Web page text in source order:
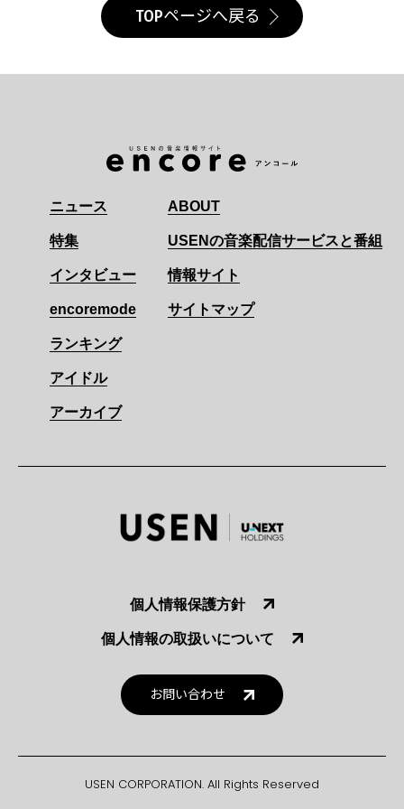
TOPページへ戻る
ニュース
特集
インタビュー
encoremode
ランキング
アイドル
アーカイブ
ABOUT
USENの音楽配信サービスと番組
情報サイト
サイトマップ
個人情報保護方針
個人情報の取扱いについて
お問い合わせ
USEN CORPORATION. All Rights Reserved